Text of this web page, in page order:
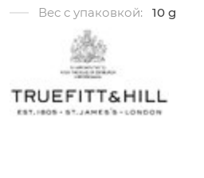
Вес с упаковкой:
10 g